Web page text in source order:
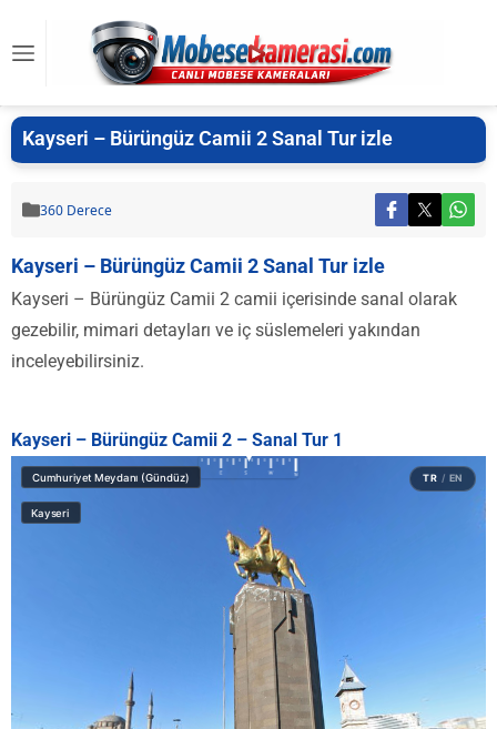
Kayseri – Bürüngüz Camii 2 Sanal Tur izle
360 Derece
Kayseri – Bürüngüz Camii 2 Sanal Tur izle
Kayseri – Bürüngüz Camii 2 camii içerisinde sanal olarak
gezebilir, mimari detayları ve iç süslemeleri yakından
inceleyebilirsiniz.
Kayseri – Bürüngüz Camii 2 – Sanal Tur 1